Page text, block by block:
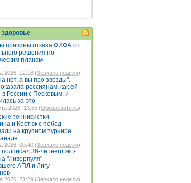
здоровье
причины отказа ФИФА от
решения по
планам
2026, 12:18 (Зеркало недели)
нет, а вы про звезды".
россиянам, как ей
России с Песковым, и
за это
2026, 13:55 (Обозреватель)
теннисистки
и Костюк с побед
на крупном турнире
2026, 00:40 (Зеркало недели)
36-летнего экс-
"Ливерпуля",
АПЛ и Лигу
2026, 21:29 (Зеркало недели)